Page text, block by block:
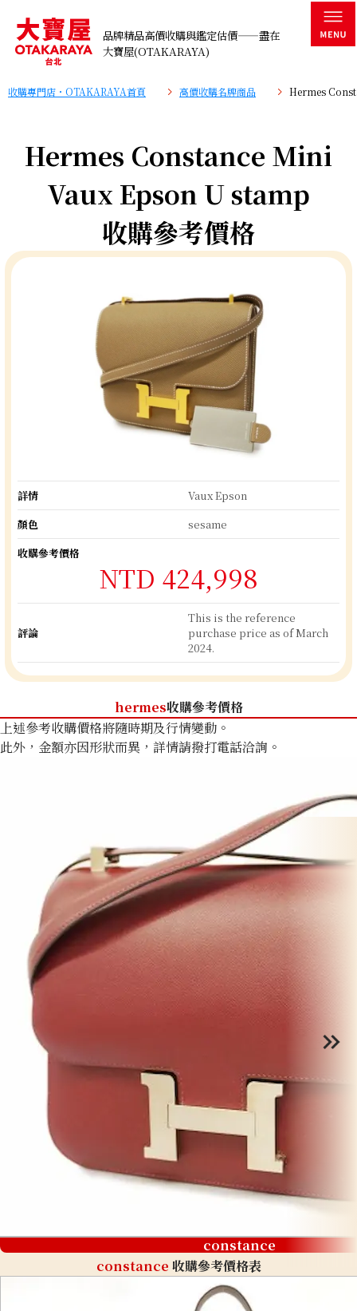
品牌精品高價收購與鑑定估價——盡在
大寶屋(OTAKARAYA)
收購專門店・OTAKARAYA首頁 高價收購名牌商品 Hermes
Hermes Constance Mini
Vaux Epson U stamp
收購參考價格
詳情
Vaux Epson
顏色
sesame
收購參考價格
NTD 424,998
評論
This is the reference
purchase price as of March
2024.
hermes收購參考價格
上述參考收購價格將隨時期及行情變動。
此外，金額亦因形狀而異，詳情請撥打電話洽詢。
constance
constance 收購參考價格表